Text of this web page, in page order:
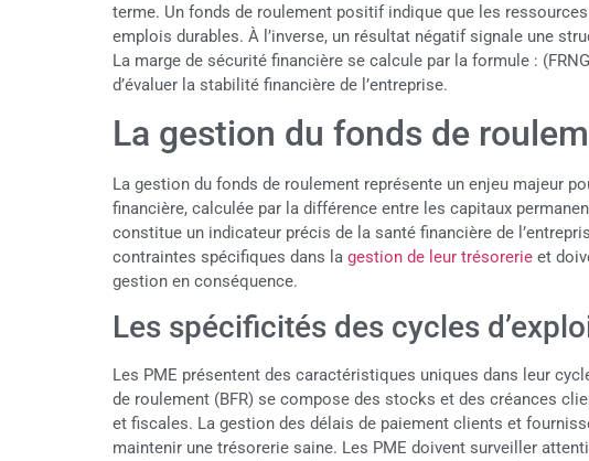
terme. Un fonds de roulement positif indique que les
emplois durables. À l’inverse, un résultat négatif signale une
La marge de sécurité financière se calcule par la formule :
d’évaluer la stabilité financière de l’entreprise.
La gestion du fonds de
La gestion du fonds de roulement représente un enjeu majeur
financière, calculée par la différence entre les capitaux
constitue un indicateur précis de la santé financière de
contraintes spécifiques dans la gestion de leur trésorerie et
gestion en conséquence.
Les spécificités des cycles
Les PME présentent des caractéristiques uniques dans leur
de roulement (BFR) se compose des stocks et des créances
et fiscales. La gestion des délais de paiement clients et
maintenir une trésorerie saine. Les PME doivent surveiller